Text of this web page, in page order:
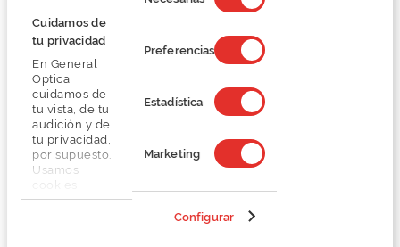
Cuidamos de
tu privacidad
En General
Optica
cuidamos de
tu vista, de tu
audición y de
tu privacidad,
por supuesto.
Usamos
propias y de
consentimiento
Preferencias
Estadística
Marketing
Configurar
Detalhes